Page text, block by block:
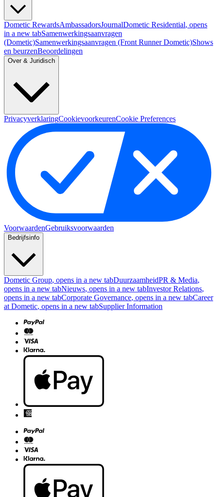
Dometic RewardsAmbassadorsJournalDometic Residential, opens
in a new tabSamenwerkingsaanvragen
(Dometic)Samenwerkingsaanvragen (Front Runner Dometic)Shows
en beurzenBeoordelingen
Over & Juridisch
PrivacyverklaringCookievoorkeurenCookie Preferences
VoorwaardenGebruiksvoorwaarden
Bedrijfsinfo
Dometic Group, opens in a new tabDuurzaamheidPR & Media,
opens in a new tabNieuws, opens in a new tabInvestor Relations,
opens in a new tabCorporate Governance, opens in a new tabCareer
at Dometic, opens in a new tabSupplier Information